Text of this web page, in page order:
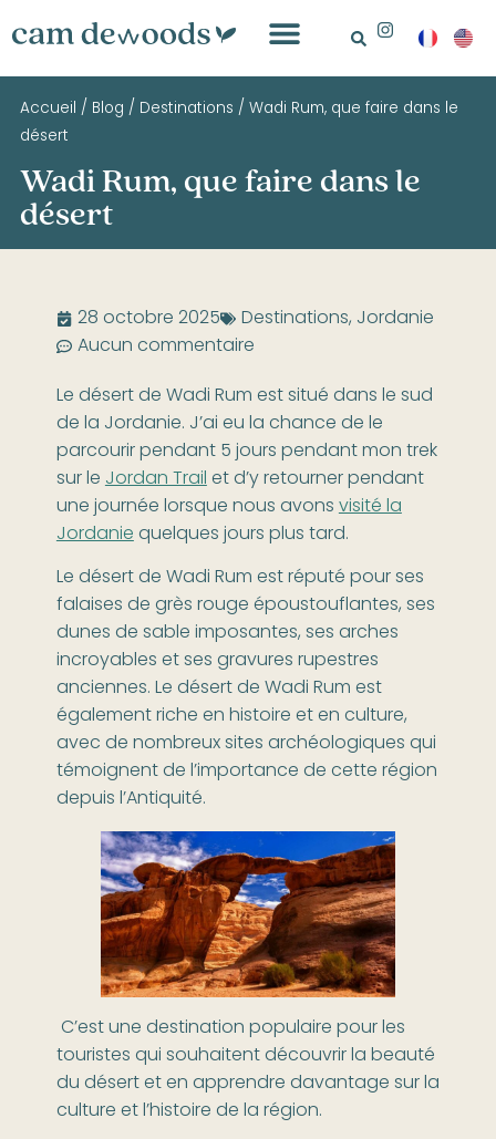
Accueil / Blog / Destinations / Wadi Rum, que faire dans le
désert
Wadi Rum, que faire dans le
désert
28 octobre 2025 Destinations, Jordanie
Aucun commentaire
Le désert de Wadi Rum est situé dans le sud
de la Jordanie. J’ai eu la chance de le
parcourir pendant 5 jours pendant mon trek
sur leJordan Trailet d’y retourner pendant
une journée lorsque nous avonsvisité la
Jordaniequelques jours plus tard.
Le désert de Wadi Rum est réputé pour ses
falaises de grès rouge époustouflantes, ses
dunes de sable imposantes, ses arches
incroyables et ses gravures rupestres
anciennes. Le désert de Wadi Rum est
également riche en histoire et en culture,
avec de nombreux sites archéologiques qui
témoignent de l’importance de cette région
depuis l’Antiquité.
C’est une destination populaire pour les
touristes qui souhaitent découvrir la beauté
du désert et en apprendre davantage sur la
culture et l’histoire de la région.